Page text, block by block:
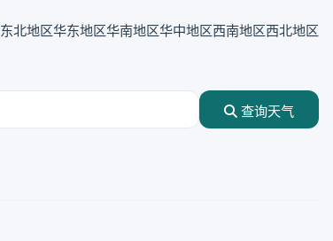
东北地区华东地区华南地区华中地区西南地区西北地区
查询天气